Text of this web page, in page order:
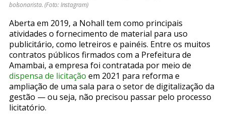
bolsonarista. (Foto: Instagram)
Aberta em 2019, a Nohall tem como principais
atividades o fornecimento de material para uso
publicitário, como letreiros e painéis. Entre os muitos
contratos públicos firmados com a Prefeitura de
Amambai, a empresa foi contratada por meio de
dispensa de licitação em 2021 para reforma e
ampliação de uma sala para o setor de digitalização da
gestão — ou seja, não precisou passar pelo processo
licitatório.